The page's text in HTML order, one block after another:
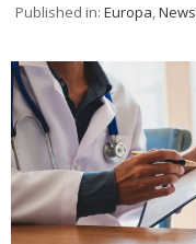
Published in: Europa,News